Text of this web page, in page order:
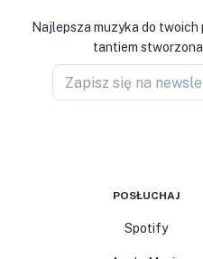
Najlepsza muzyka do
tantiem stworzona
Zapisz się na
POSŁUCHAJ
Spotify